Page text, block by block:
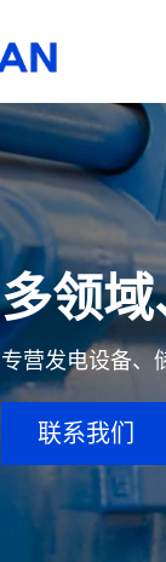
多领
专营发电设备、
联系我们